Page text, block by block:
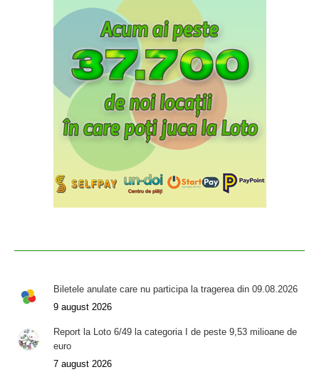
Biletele anulate care nu participa la tragerea din 09.08.2026
9 august 2026
Report la Loto 6/49 la categoria I de peste 9,53 milioane de
euro
7 august 2026